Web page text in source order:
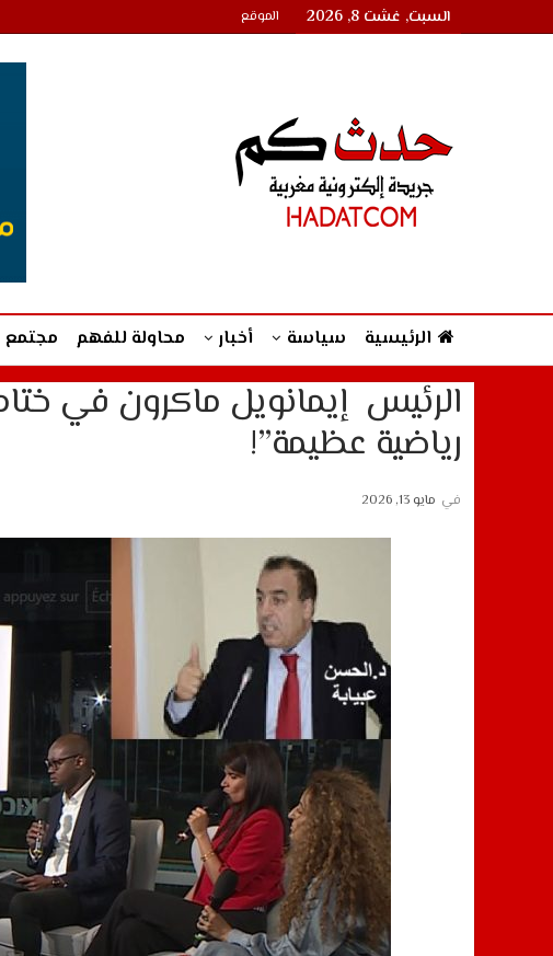
السبت, غشت 8, 2026 الموقع
الرئيسية سياسة أخبار محاولة للفهم مجتمع
الرئيس إيمانويل ماكرون في
رياضية عظيمة”!
في مايو 13, 2026